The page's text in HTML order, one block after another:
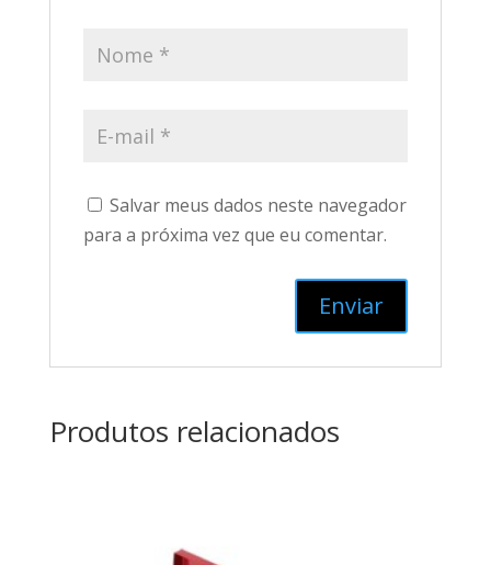
Salvar meus dados neste navegador
para a próxima vez que eu comentar.
Produtos relacionados